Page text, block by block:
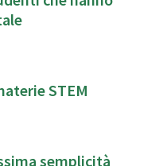
STEM
semplicità